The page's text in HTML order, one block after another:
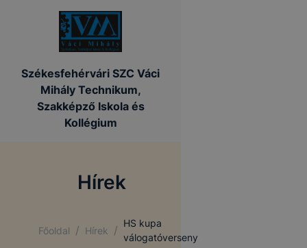
Székesfehérvári SZC Váci
Mihály Technikum,
Szakképző Iskola és
Kollégium
Hírek
Főoldal / Hírek /
HS kupa
válogatóverseny